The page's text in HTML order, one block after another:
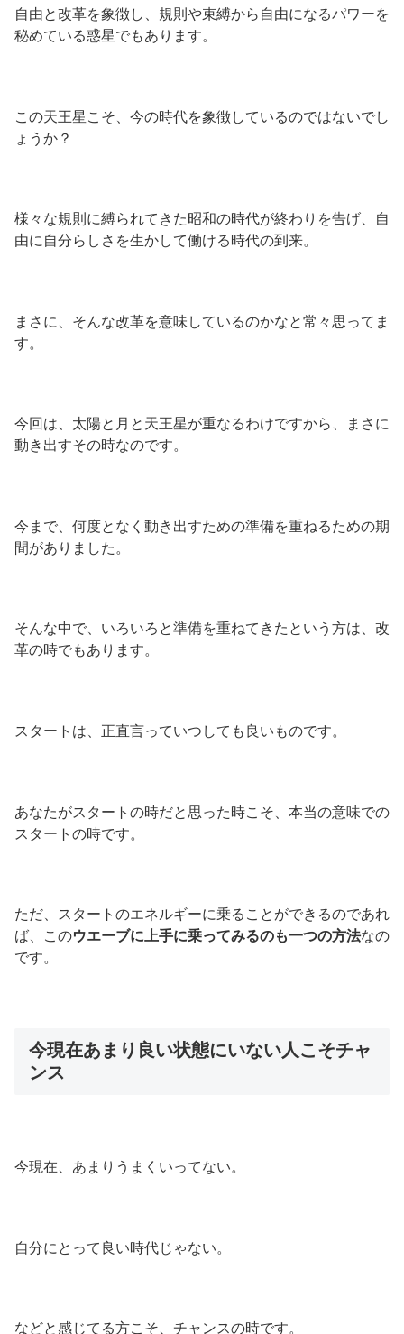
自由と改革を象徴し、規則や束縛から自由になるパワーを
秘めている惑星でもあります。
この天王星こそ、今の時代を象徴しているのではないでし
ょうか？
様々な規則に縛られてきた昭和の時代が終わりを告げ、自
由に自分らしさを生かして働ける時代の到来。
まさに、そんな改革を意味しているのかなと常々思ってま
す。
今回は、太陽と月と天王星が重なるわけですから、まさに
動き出すその時なのです。
今まで、何度となく動き出すための準備を重ねるための期
間がありました。
そんな中で、いろいろと準備を重ねてきたという方は、改
革の時でもあります。
スタートは、正直言っていつしても良いものです。
あなたがスタートの時だと思った時こそ、本当の意味での
スタートの時です。
ただ、スタートのエネルギーに乗ることができるのであれ
ば、このウエーブに上手に乗ってみるのも一つの方法なの
です。
今現在あまり良い状態にいない人こそチャ
ンス
今現在、あまりうまくいってない。
自分にとって良い時代じゃない。
などと感じてる方こそ、チャンスの時です。